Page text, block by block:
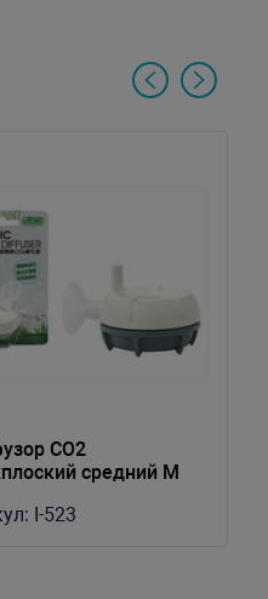
СО2
средний М
I-523